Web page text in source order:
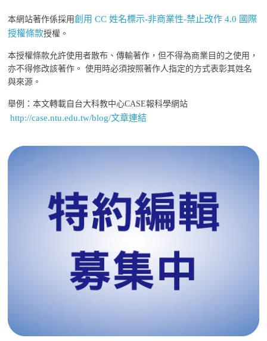
本網站著作係採用創用 CC 姓名標示-非商業性-禁止改作 4.0 國際
授權條款授權。
本授權條款允許使用者散布、傳輸著作，但不得為商業目的之使用，
亦不得修改該著作。 使用時必須按照著作人指定的方式表彰其姓名
與來源。
舉例：本文轉載自台大科教中心CASE報科學網站
http://case.ntu.edu.tw/blog/文章連結